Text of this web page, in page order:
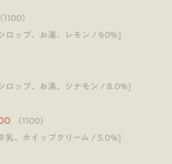
（1100）
ロップ、お湯、レモン / 9.0%]
ロップ、お湯、シナモン / 8.0%]
（1100）
乳、ホイップクリーム / 5.0%]